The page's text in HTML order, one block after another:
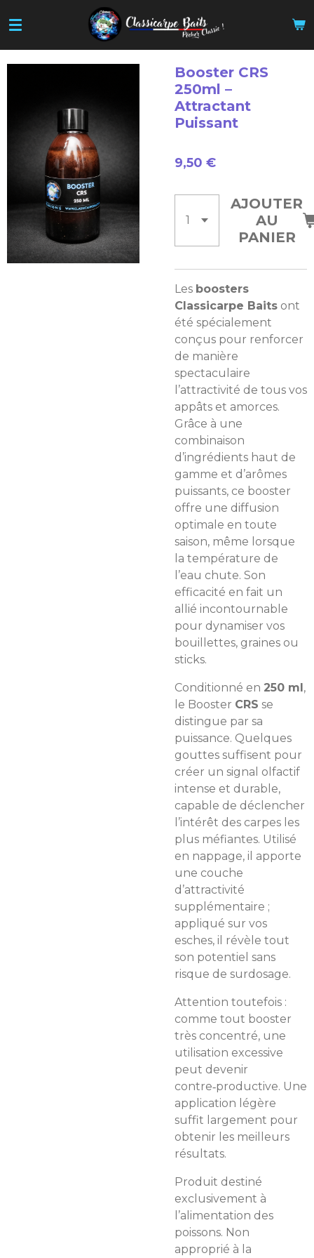
au
contenu
principal
Booster CRS
250ml –
Attractant
Puissant
9,50 €
AJOUTER
AU
PANIER
Les boosters
Classicarpe Baits ont
été spécialement
conçus pour renforcer
de manière
spectaculaire
l’attractivité de tous vos
appâts et amorces.
Grâce à une
combinaison
d’ingrédients haut de
gamme et d’arômes
puissants, ce booster
offre une diffusion
optimale en toute
saison, même lorsque
la température de
l’eau chute. Son
efficacité en fait un
allié incontournable
pour dynamiser vos
bouillettes, graines ou
sticks.
Conditionné en 250 ml,
le Booster CRS se
distingue par sa
puissance. Quelques
gouttes suffisent pour
créer un signal olfactif
intense et durable,
capable de déclencher
l’intérêt des carpes les
plus méfiantes. Utilisé
en nappage, il apporte
une couche
d’attractivité
supplémentaire ;
appliqué sur vos
esches, il révèle tout
son potentiel sans
risque de surdosage.
Attention toutefois :
comme tout booster
très concentré, une
utilisation excessive
peut devenir
contre‑productive. Une
application légère
suffit largement pour
obtenir les meilleurs
résultats.
Produit destiné
exclusivement à
l’alimentation des
poissons. Non
approprié à la